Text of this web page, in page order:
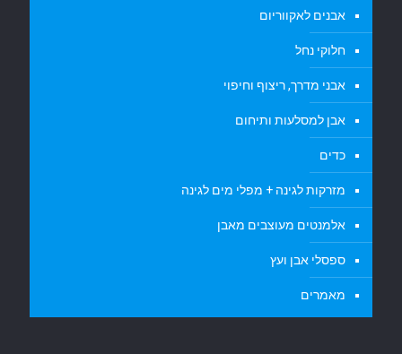
אבנים לאקווריום
חלוקי נחל
אבני מדרך, ריצוף וחיפוי
אבן למסלעות ותיחום
כדים
מזרקות לגינה + מפלי מים לגינה
אלמנטים מעוצבים מאבן
ספסלי אבן ועץ
מאמרים